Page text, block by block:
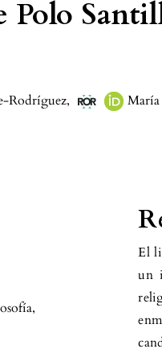
Polo
Rodríguez,
,
El
un